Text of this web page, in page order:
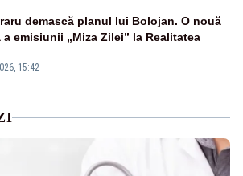
15:42
demască planul lui Bolojan. O nouă
emisiunii „Miza Zilei” la Realitatea